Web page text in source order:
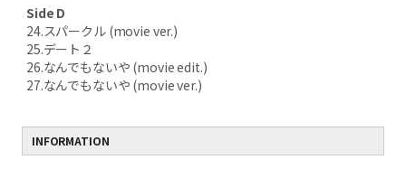
Side D
24.スパークル (movie ver.)
25.デート２
26.なんでもないや (movie edit.)
27.なんでもないや (movie ver.)
INFORMATION